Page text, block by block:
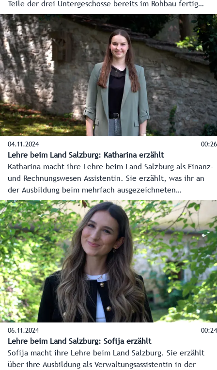
Teile der drei Untergeschosse bereits im Rohbau fertig
gestellt. Die Arbeiten laufen auf Hochtouren und sind
exakt im Zeitplan. Fast täglich sind die Fortschritte beim
Bau sichtbar. Bisher läuft alles genau nach Plan und bis
zum Sommer nächsten Jahres soll das Erdgeschoss fertig
sein.
04.11.2024 00:26
Lehre beim Land Salzburg: Katharina erzählt
Katharina macht ihre Lehre beim Land Salzburg als Finanz-
und Rechnungswesen Assistentin. Sie erzählt, was ihr an
der Ausbildung beim mehrfach ausgezeichneten
Dienstgeber Land Salzburg gefällt.
06.11.2024 00:24
Lehre beim Land Salzburg: Sofija erzählt
Sofija macht ihre Lehre beim Land Salzburg. Sie erzählt
über ihre Ausbildung als Verwaltungsassistentin in der